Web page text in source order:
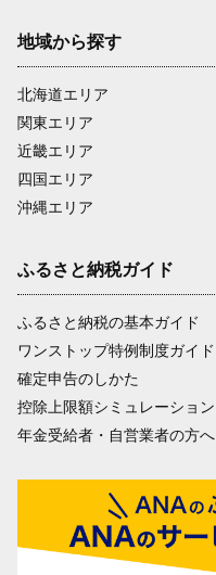
地域から探す
北海道エリア
関東エリア
近畿エリア
四国エリア
沖縄エリア
ふるさと納税ガイド
ふるさと納税の基本ガイド
ワンストップ特例制度ガイド
確定申告のしかた
控除上限額シミュレーション
年金受給者・自営業者の方へ